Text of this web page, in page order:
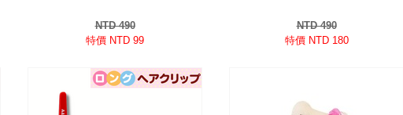
NTD 490
特價 NTD 99
NTD 490
特價 NTD 180